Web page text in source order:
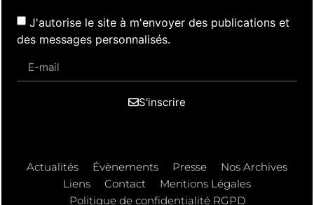
J'autorise le site à m'envoyer des publications et
des messages personnalisés.
S'inscrire
Actualités Évènements Presse
Nos Archives
Liens
Contact
Mentions Légales
Politique de confidentialité RGPD